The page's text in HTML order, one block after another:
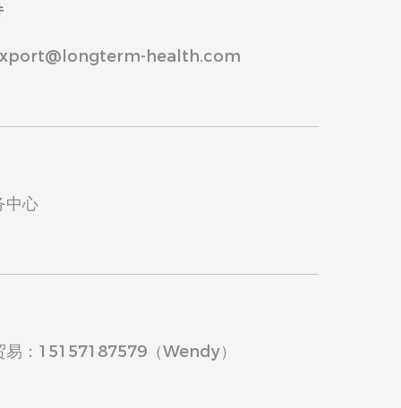
health.com
中心
易：15157187579（Wendy）